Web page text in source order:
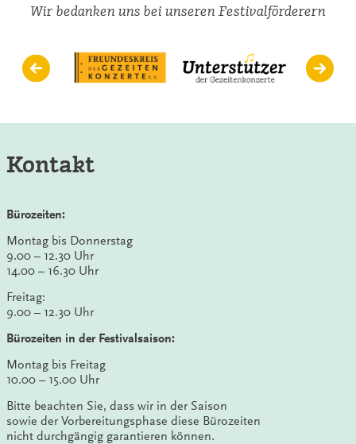
Wir bedanken uns bei unseren Festivalförderern
Kontakt
Bürozeiten:
Montag bis Donnerstag
9.00 – 12.30 Uhr
14.00 – 16.30 Uhr
Freitag:
9.00 – 12.30 Uhr
Bürozeiten in der Festivalsaison:
Montag bis Freitag
10.00 – 15.00 Uhr
Bitte beachten Sie, dass wir in der Saison
sowie der Vorbereitungsphase diese Bürozeiten
nicht durchgängig garantieren können.